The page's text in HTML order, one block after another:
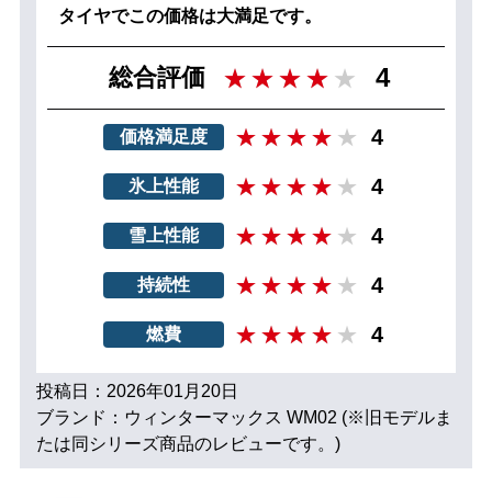
タイヤでこの価格は大満足です。
総合評価 4
価格満足度 4
氷上性能 4
雪上性能 4
持続性 4
燃費 4
投稿日：2026年01月20日
ブランド：ウィンターマックス WM02 (※旧モデルま
たは同シリーズ商品のレビューです。)